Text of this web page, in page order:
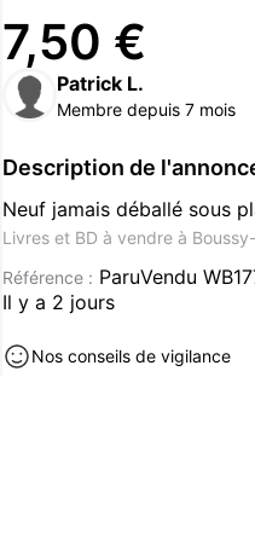
7,50 €
Patrick L.
Membre depuis 7 mois
Description de
Neuf jamais déballé sous
Livres et BD à vendre à
Référence : ParuVendu
Il y a 2 jours
Nos conseils de vigilance